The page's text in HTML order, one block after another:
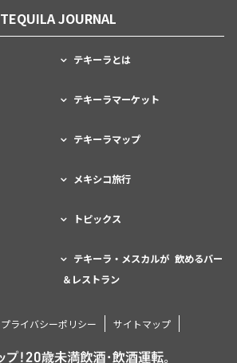
TEQUILA JOURNAL
テキーラとは
テキーラマーケット
テキーラマップ
メキシコ旅行
トピックス
テキーラ・メスカルが 飲めるバー
＆レストラン
プライバシーポリシー サイトマップ